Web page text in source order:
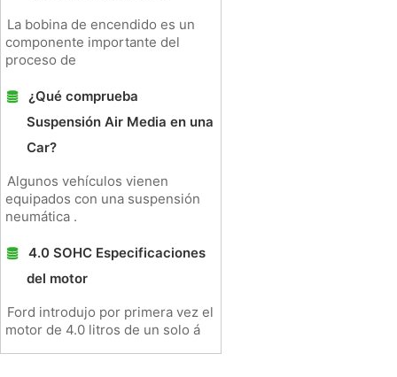
La bobina de encendido es un
componente importante del
proceso de
¿Qué comprueba
Suspensión Air Media en una
Car?
Algunos vehículos vienen
equipados con una suspensión
neumática .
4.0 SOHC Especificaciones
del motor
Ford introdujo por primera vez el
motor de 4.0 litros de un solo á